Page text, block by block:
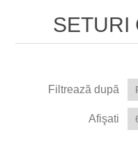
SETURI
Filtrează după
Afişati